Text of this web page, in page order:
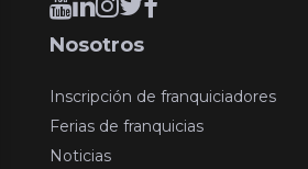
Nosotros
Inscripción de franquiciadores
Ferias de franquicias
Noticias